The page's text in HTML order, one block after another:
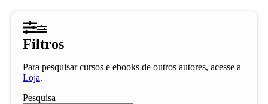
Filtros
Para pesquisar cursos e ebooks de outros autores, acesse a
Loja.
Pesquisa